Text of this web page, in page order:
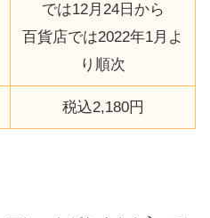
では12月24日から
百貨店では2022年1月よ
り順次
税込2,180円